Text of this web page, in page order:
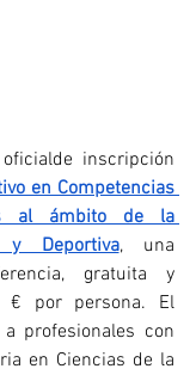
de inscripción
en Competencias
al ámbito de la
y Deportiva, una
gratuita y
€ por persona. El
profesionales con
en Ciencias de la